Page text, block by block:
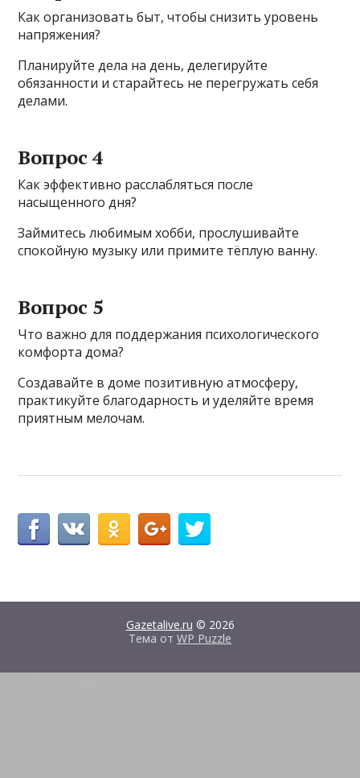
Как организовать быт, чтобы снизить уровень
напряжения?
Планируйте дела на день, делегируйте
обязанности и старайтесь не перегружать себя
делами.
Вопрос 4
Как эффективно расслабляться после
насыщенного дня?
Займитесь любимым хобби, прослушивайте
спокойную музыку или примите тёплую ванну.
Вопрос 5
Что важно для поддержания психологического
комфорта дома?
Создавайте в доме позитивную атмосферу,
практикуйте благодарность и уделяйте время
приятным мелочам.
Gazetalive.ru © 2026
Тема от WP Puzzle